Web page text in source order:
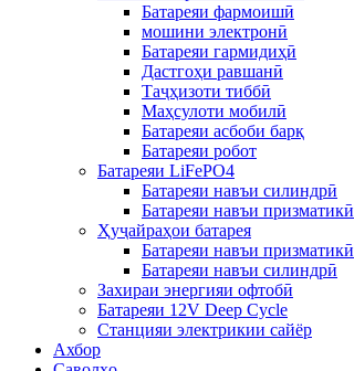
Батареяи фармоишӣ
мошини электронӣ
Батареяи гармидиҳӣ
Дастгоҳи равшанӣ
Таҷҳизоти тиббӣ
Маҳсулоти мобилӣ
Батареяи асбоби барқ
Батареяи робот
Батареяи LiFePO4
Батареяи навъи силиндрӣ
Батареяи навъи призматикӣ
Ҳуҷайраҳои батарея
Батареяи навъи призматикӣ
Батареяи навъи силиндрӣ
Захираи энергияи офтобӣ
Батареяи 12V Deep Cycle
Станцияи электрикии сайёр
Ахбор